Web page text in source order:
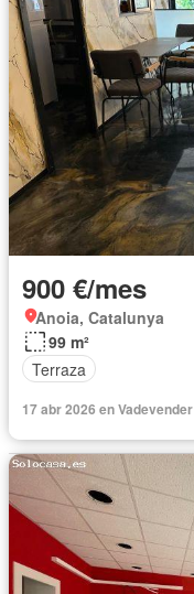
900 €/mes
Anoia, Catalunya
99 m²
Terraza
17 abr 2026 en Vadevender